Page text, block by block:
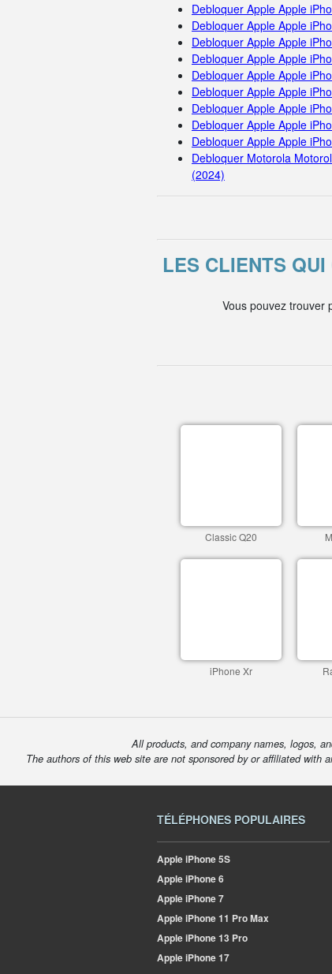
Debloquer Apple Apple
Debloquer Apple Apple
Debloquer Apple Apple
Debloquer Apple Apple
Debloquer Apple Apple
Debloquer Apple Apple
Debloquer Apple Apple
Debloquer Apple Apple
Debloquer Apple Apple
Debloquer Motorola
(2024)
LES CLIENTS
Vous pouvez trouver
Classic Q20
iPhone Xr
All products, and company names, logos,
The authors of this web site are not sponsored by or affiliated with
TÉLÉPHONES POPULAIRES
AppleiPhone 5S
AppleiPhone 6
AppleiPhone 7
AppleiPhone 11 Pro Max
AppleiPhone 13 Pro
AppleiPhone 17